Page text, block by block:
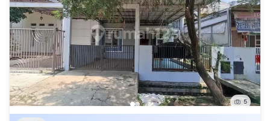
5